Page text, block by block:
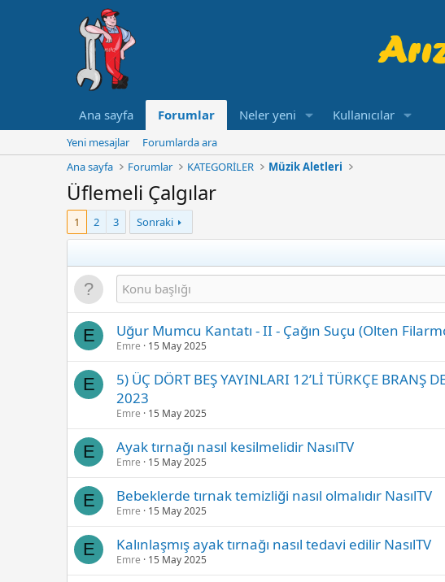
Ana sayfa Forumlar Neler yeni Kullanıcılar
Yeni mesajlar
Forumlarda ara
Ana sayfa
Forumlar KATEGORİLER Müzik Aletleri
Üflemeli Çalgılar
1 2 3 Sonraki
E Uğur Mumcu Kantatı - II - Çağın Suçu (Olten
Emre 15 May 2025
E
5) ÜÇ DÖRT BEŞ YAYINLARI 12’Lİ TÜRKÇE BRANŞ
2023
Emre 15 May 2025
E Ayak tırnağı nasıl kesilmelidir NasılTV
Emre 15 May 2025
E Bebeklerde tırnak temizliği nasıl olmalıdır NasılTV
Emre 15 May 2025
E Kalınlaşmış ayak tırnağı nasıl tedavi edilir NasılTV
Emre 15 May 2025